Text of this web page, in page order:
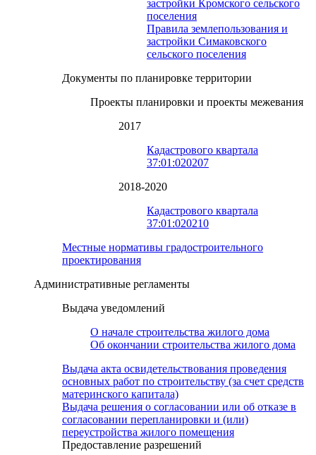
застройки Кромского сельского
поселения
Правила землепользования и
застройки Симаковского
сельского поселения
Документы по планировке территории
Проекты планировки и проекты межевания
2017
Кадастрового квартала
37:01:020207
2018-2020
Кадастрового квартала
37:01:020210
Местные нормативы градостроительного
проектирования
Административные регламенты
Выдача уведомлений
О начале строительства жилого дома
Об окончании строительства жилого дома
Выдача акта освидетельствования проведения
основных работ по строительству (за счет средств
материнского капитала)
Выдача решения о согласовании или об отказе в
согласовании перепланировки и (или)
переустройства жилого помещения
Предоставление разрешений